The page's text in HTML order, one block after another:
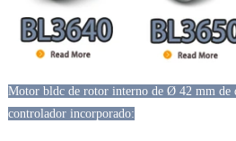
Motor bldc de rotor interno de Ø 42 mm de
controlador incorporado: